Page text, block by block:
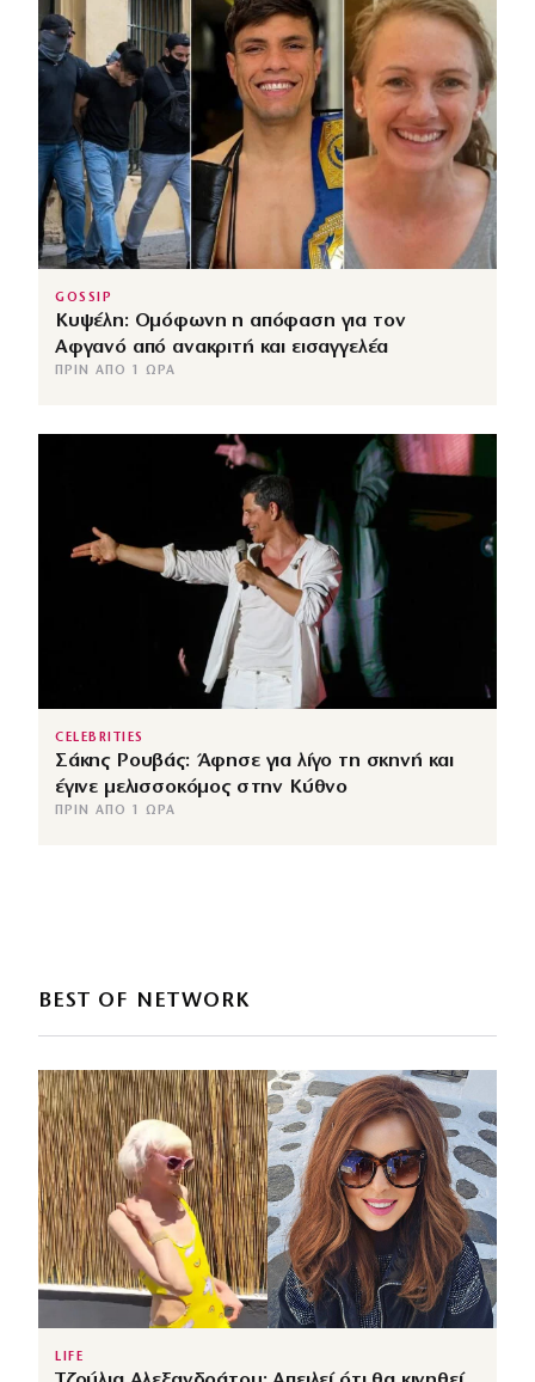
GOSSIP
Κυψέλη: Ομόφωνη η απόφαση για τον
Αφγανό από ανακριτή και εισαγγελέα
ΠΡΙΝ ΑΠΌ 1 ΏΡΑ
CELEBRITIES
Σάκης Ρουβάς: Άφησε για λίγο τη σκηνή και
έγινε μελισσοκόμος στην Κύθνο
ΠΡΙΝ ΑΠΌ 1 ΏΡΑ
BEST OF NETWORK
LIFE